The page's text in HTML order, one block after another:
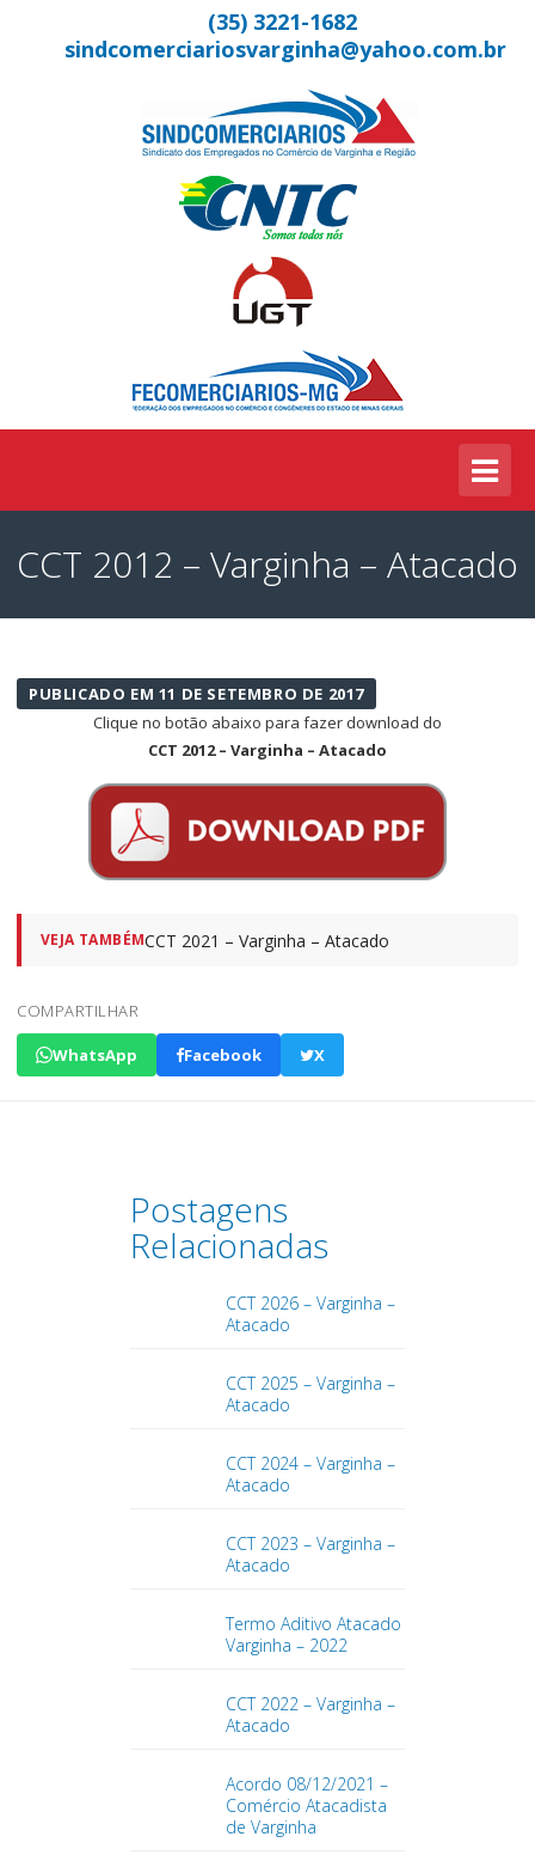
(35) 3221-1682
sindcomerciariosvarginha@yahoo.com.br
CCT 2012 – Varginha – Atacado
PUBLICADO EM 11 DE SETEMBRO DE 2017
Clique no botão abaixo para fazer download do
CCT 2012 – Varginha – Atacado
VEJA TAMBÉMCCT 2021 – Varginha – Atacado
COMPARTILHAR
WhatsApp Facebook X
Postagens
Relacionadas
CCT 2026 – Varginha –
Atacado
CCT 2025 – Varginha –
Atacado
CCT 2024 – Varginha –
Atacado
CCT 2023 – Varginha –
Atacado
Termo Aditivo Atacado
Varginha – 2022
CCT 2022 – Varginha –
Atacado
Acordo 08/12/2021 –
Comércio Atacadista
de Varginha